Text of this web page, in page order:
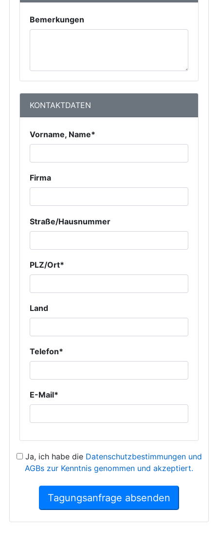
Bemerkungen
KONTAKTDATEN
Vorname, Name*
Firma
Straße/Hausnummer
PLZ/Ort*
Land
Telefon*
E-Mail*
Ja, ich habe die Datenschutzbestimmungen und
AGBs zur Kenntnis genommen und akzeptiert.
Tagungsanfrage absenden